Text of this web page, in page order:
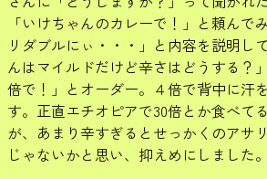
「いけちゃんのカレーで！」と頼んで
リダブルにぃ・・・」と内容を説明し
んはマイルドだけど辛さはどうする？
倍で！」とオーダー。４倍で背中に汗
す。正直エチオピアで30倍とか食べて
が、あまり辛すぎるとせっかくのアサ
じゃないかと思い、抑えめにしました。